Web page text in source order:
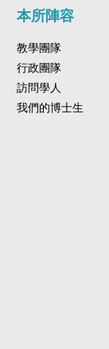
本所陣容
教學團隊
行政團隊
訪問學人
我們的博士生